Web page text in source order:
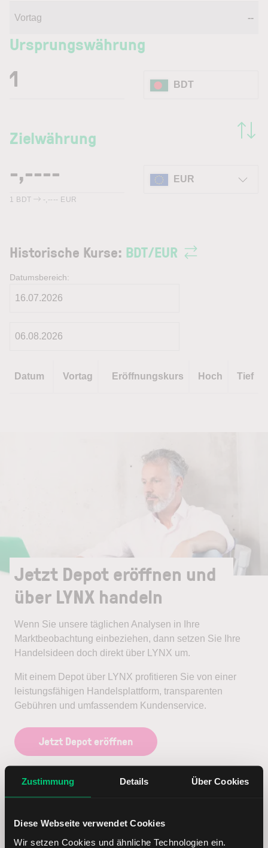
Zustimmung Details Über Cookies
Diese Webseite verwendet Cookies
Wir setzen Cookies und ähnliche Technologien ein.
Vortag --
Ursprungswährung
Zielwährung
BDT
EUR
1 BDT -,---- EUR
Historische Kurse: BDT/EUR
Datumsbereich:
Datum Vortag Eröffnungskurs Hoch Tief
Jetzt Depot eröffnen und
über LYNX handeln
Wenn Sie unsere täglichen Analysen in Ihre
Marktbeobachtung einbeziehen, dann setzen Sie Ihre
Handelsideen doch direkt über LYNX um.
Mit einem Depot über LYNX profitieren Sie von einer
leistungsfähigen Handelsplattform, transparenten
Gebühren und umfassendem Kundenservice.
Jetzt Depot eröffnen